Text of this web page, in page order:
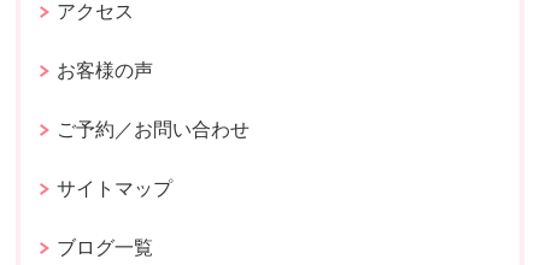
アクセス
お客様の声
ご予約／お問い合わせ
サイトマップ
ブログ一覧